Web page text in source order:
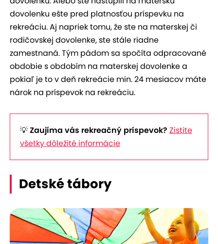
dovolenku ešte pred platnosťou príspevku na
rekreáciu. Aj napriek tomu, že ste na materskej či
rodičovskej dovolenke, ste stále riadne
zamestnaná. Tým pádom sa spočíta odpracované
obdobie s obdobím na materskej dovolenke a
pokiaľ je to v deň rekreácie min. 24 mesiacov máte
nárok na príspevok na rekreáciu.
💡Zaujíma vás rekreačný príspevok? Zistite
všetky dôležité informácie
Detské tábory